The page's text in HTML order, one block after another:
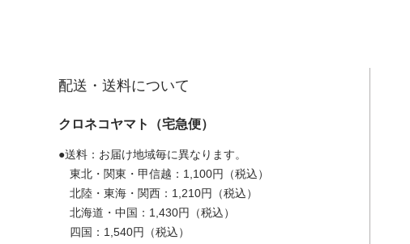
配送・送料について
クロネコヤマト（宅急便）
●送料：お届け地域毎に異なります。
東北・関東・甲信越：1,100円（税込）
北陸・東海・関西：1,210円（税込）
北海道・中国：1,430円（税込）
四国：1,540円（税込）